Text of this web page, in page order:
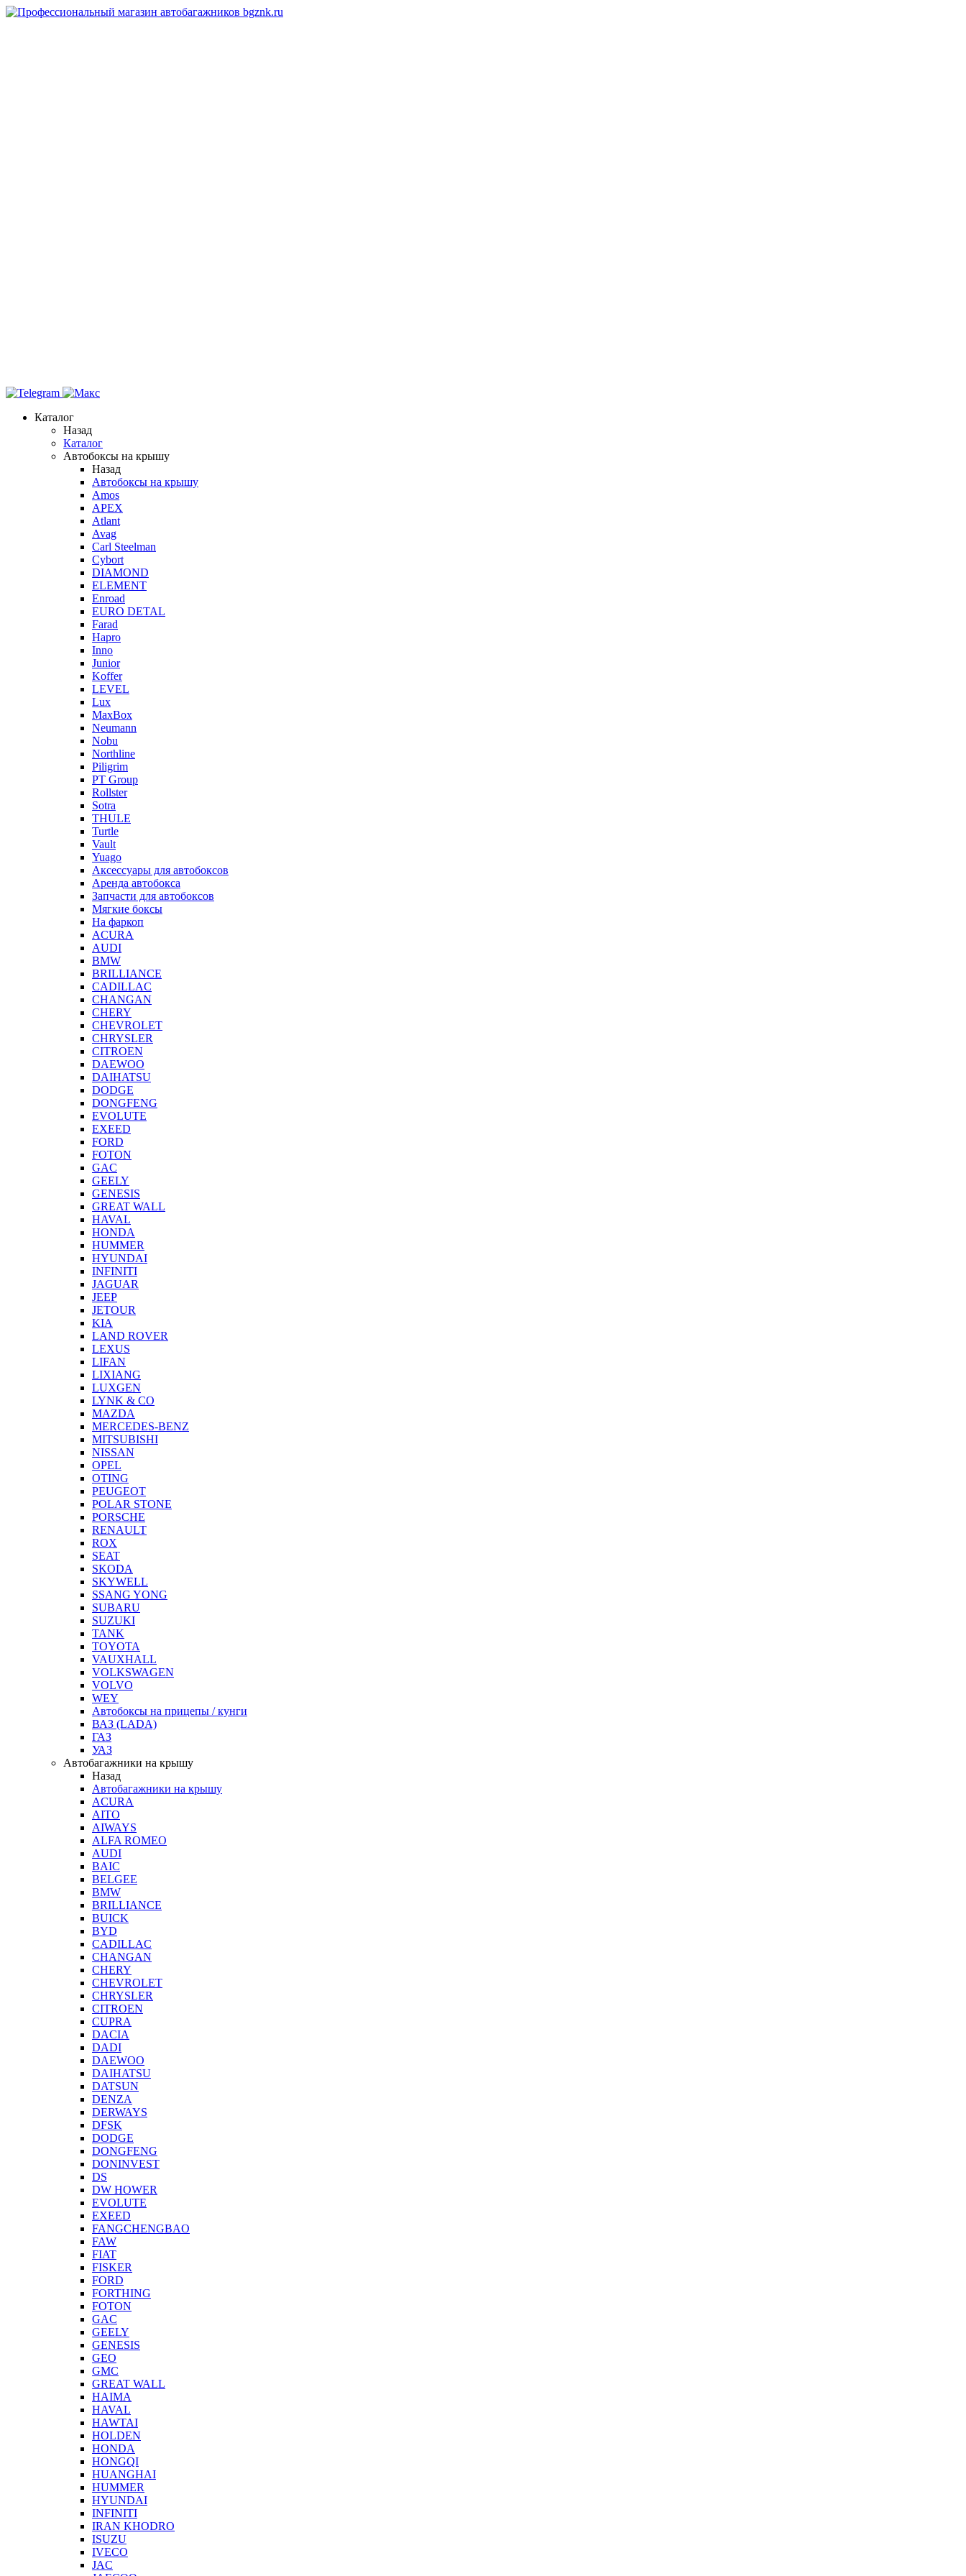
Каталог
Назад
Каталог
Автобоксы на крышу
Назад
Автобоксы на крышу
Amos
APEX
Atlant
Avag
Carl Steelman
Cybort
DIAMOND
ELEMENT
Enroad
EURO DETAL
Farad
Hapro
Inno
Junior
Koffer
LEVEL
Lux
MaxBox
Neumann
Nobu
Northline
Piligrim
PT Group
Rollster
Sotra
THULE
Turtle
Vault
Yuago
Аксессуары для автобоксов
Аренда автобокса
Запчасти для автобоксов
Мягкие боксы
На фаркоп
ACURA
AUDI
BMW
BRILLIANCE
CADILLAC
CHANGAN
CHERY
CHEVROLET
CHRYSLER
CITROEN
DAEWOO
DAIHATSU
DODGE
DONGFENG
EVOLUTE
EXEED
FORD
FOTON
GAC
GEELY
GENESIS
GREAT WALL
HAVAL
HONDA
HUMMER
HYUNDAI
INFINITI
JAGUAR
JEEP
JETOUR
KIA
LAND ROVER
LEXUS
LIFAN
LIXIANG
LUXGEN
LYNK & CO
MAZDA
MERCEDES-BENZ
MITSUBISHI
NISSAN
OPEL
OTING
PEUGEOT
POLAR STONE
PORSCHE
RENAULT
ROX
SEAT
SKODA
SKYWELL
SSANG YONG
SUBARU
SUZUKI
TANK
TOYOTA
VAUXHALL
VOLKSWAGEN
VOLVO
WEY
Автобоксы на прицепы / кунги
ВАЗ (LADA)
ГАЗ
УАЗ
Автобагажники на крышу
Назад
Автобагажники на крышу
ACURA
AITO
AIWAYS
ALFA ROMEO
AUDI
BAIC
BELGEE
BMW
BRILLIANCE
BUICK
BYD
CADILLAC
CHANGAN
CHERY
CHEVROLET
CHRYSLER
CITROEN
CUPRA
DACIA
DADI
DAEWOO
DAIHATSU
DATSUN
DENZA
DERWAYS
DFSK
DODGE
DONGFENG
DONINVEST
DS
DW HOWER
EVOLUTE
EXEED
FANGCHENGBAO
FAW
FIAT
FISKER
FORD
FORTHING
FOTON
GAC
GEELY
GENESIS
GEO
GMC
GREAT WALL
HAIMA
HAVAL
HAWTAI
HOLDEN
HONDA
HONGQI
HUANGHAI
HUMMER
HYUNDAI
INFINITI
IRAN KHODRO
ISUZU
IVECO
JAC